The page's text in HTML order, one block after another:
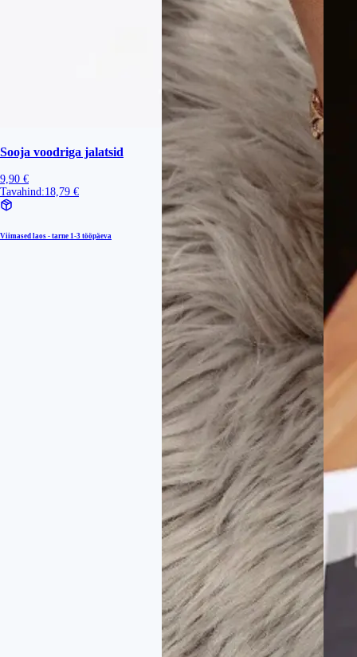
Sooja voodriga jalatsid
9,90 €
Tavahind:18,79 €
Viimased laos - tarne 1-3 tööpäeva